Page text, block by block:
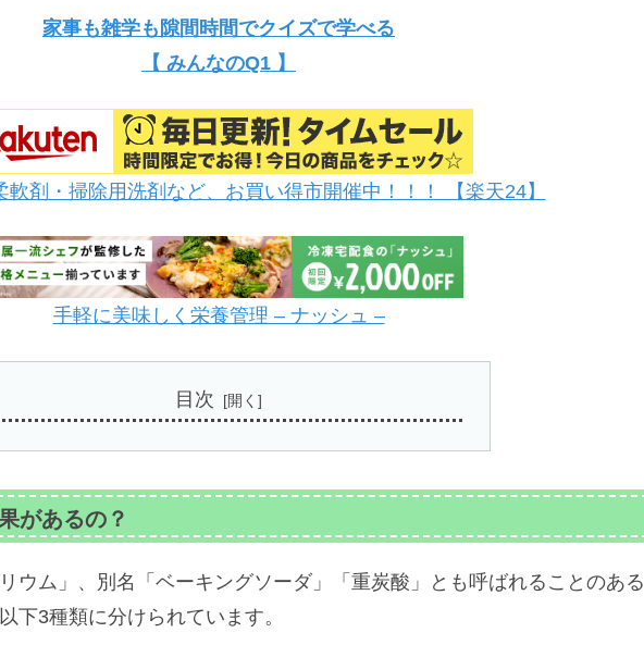
家事も雑学も隙間時間でクイズで学べる
【 みんなのQ1 】
軟剤・掃除用洗剤など、お買い得市開催中！！！ 【楽天24】
手軽に美味しく栄養管理 – ナッシュ –
目次
があるの？
ウム」、別名「ベーキングソーダ」「重炭酸」とも呼ばれることのある
下3種類に分けられています。